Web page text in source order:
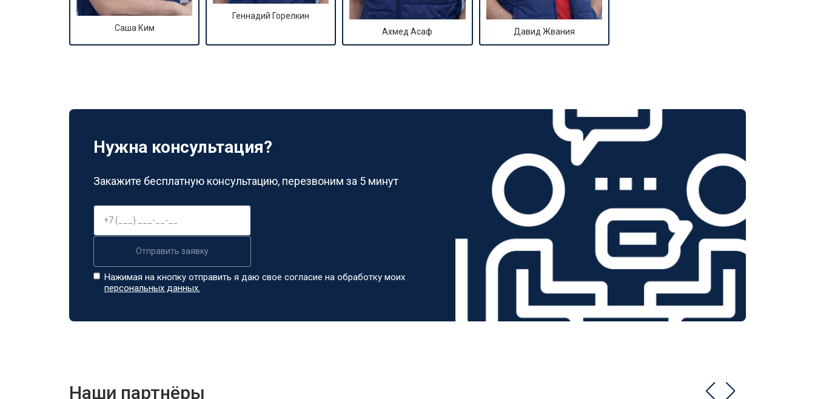
Саша Ким
Геннадий Горелкин
Ахмед Асаф
Давид Жвания
Нужна консультация?
Закажите бесплатную консультацию, перезвоним за 5 минут
Отправить заявку
Нажимая на кнопку отправить я даю свое согласие на обработку моих
персональных данных.
Наши партнёры